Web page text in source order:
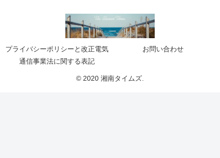
プライバシーポリシーと改正電気
通信事業法に関する表記
お問い合わせ
© 2020 湘南タイムズ.